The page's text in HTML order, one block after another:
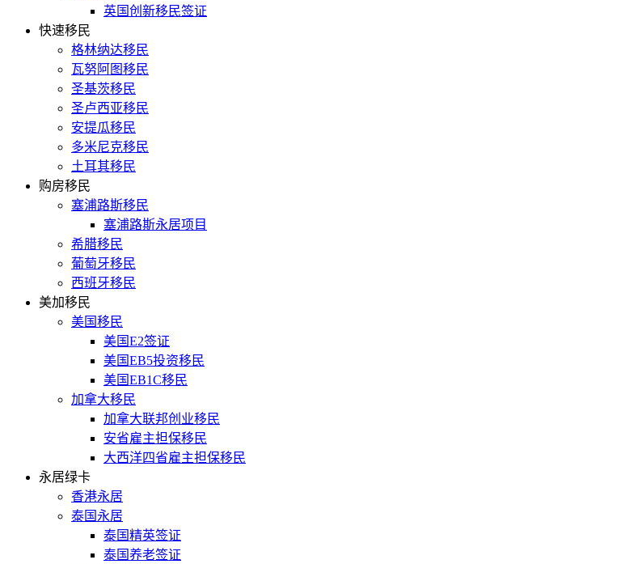
英国创新移民签证
快速移民
格林纳达移民
瓦努阿图移民
圣基茨移民
圣卢西亚移民
安提瓜移民
多米尼克移民
土耳其移民
购房移民
塞浦路斯移民
塞浦路斯永居项目
希腊移民
葡萄牙移民
西班牙移民
美加移民
美国移民
美国E2签证
美国EB5投资移民
美国EB1C移民
加拿大移民
加拿大联邦创业移民
安省雇主担保移民
大西洋四省雇主担保移民
永居绿卡
香港永居
泰国永居
泰国精英签证
泰国养老签证